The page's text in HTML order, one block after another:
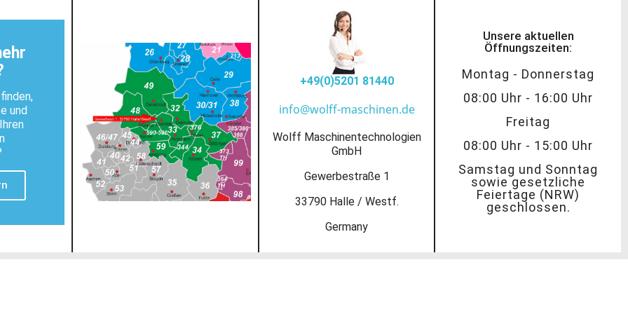
und
+49(0)5201 81440
info@wolff-maschinen.de
Wolff Maschinentechnologien
GmbH
Gewerbestraße 1
33790 Halle / Westf.
Germany
Unsere aktuellen
Öffnungszeiten:
Montag - Donnerstag
08:00 Uhr - 16:00 Uhr
Freitag
08:00 Uhr - 15:00 Uhr
Samstag und Sonntag
sowie gesetzliche
Feiertage (NRW)
geschlossen.